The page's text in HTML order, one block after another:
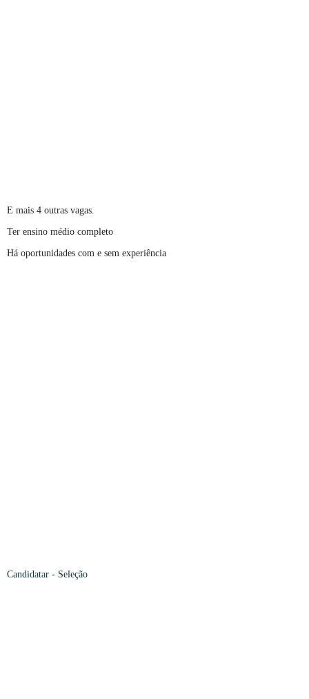
E mais 4 outras vagas.
Ter ensino médio completo
Há oportunidades com e sem experiência
Candidatar - Seleção